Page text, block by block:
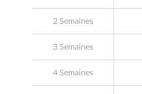
2 Semaines
3 Semaines
4 Semaines